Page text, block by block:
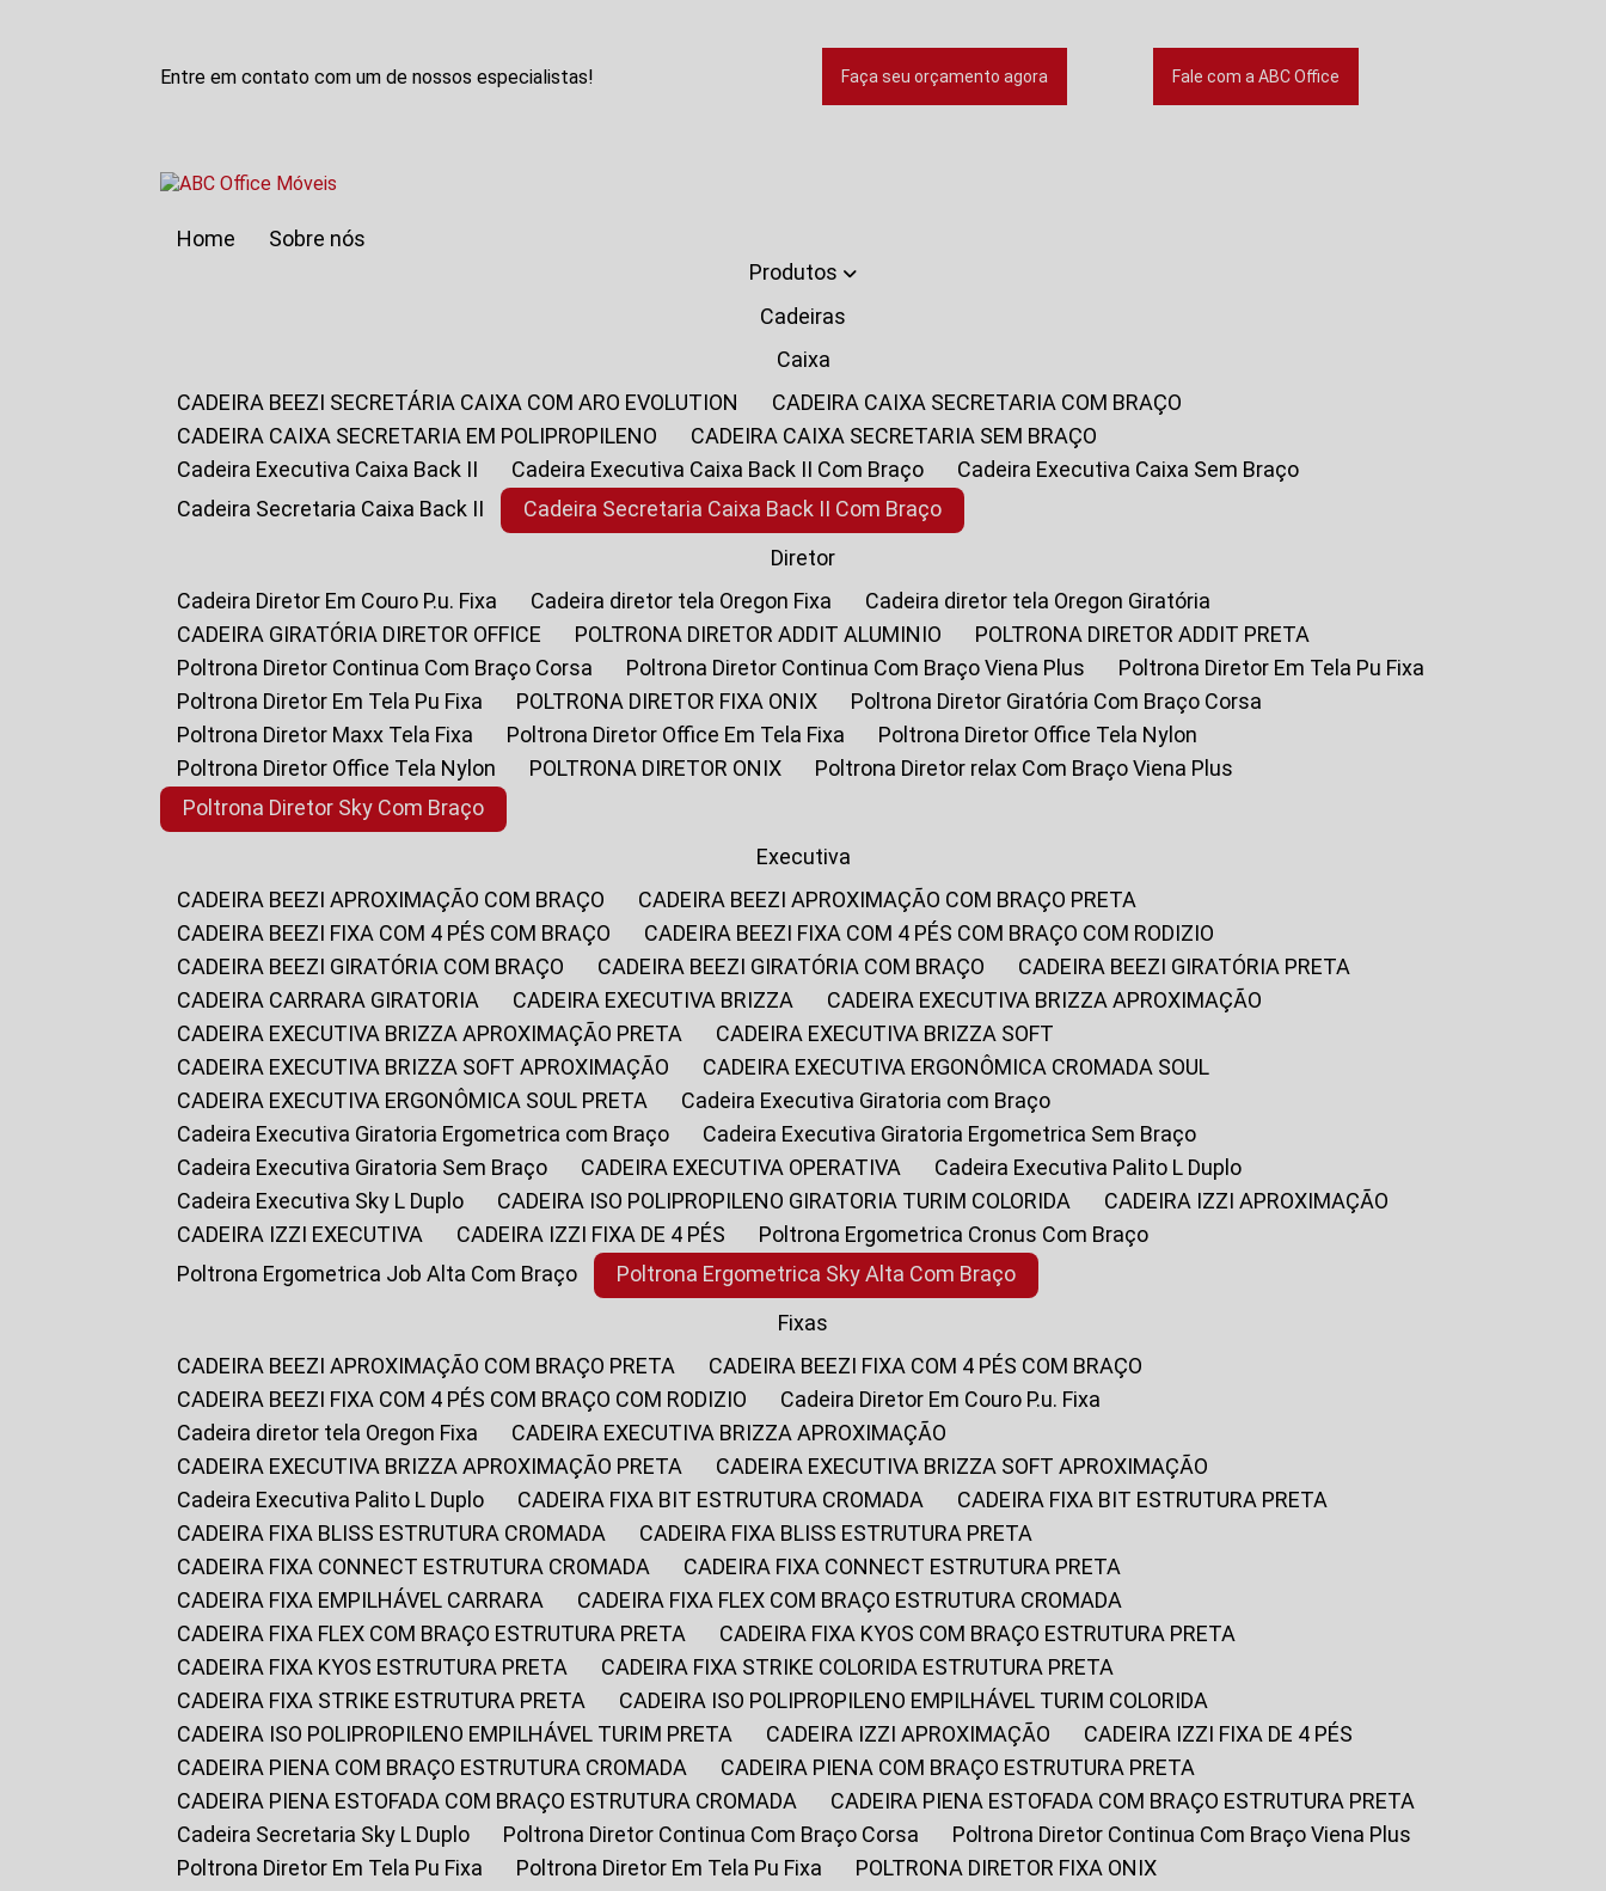
Entre em contato com um de nossos especialistas! Faça seu orçamento agora Fale com a ABC Office
Home
Sobre nós
Produtos
Cadeiras
Caixa
CADEIRA BEEZI SECRETÁRIA CAIXA COM ARO EVOLUTION
CADEIRA CAIXA SECRETARIA COM BRAÇO
CADEIRA CAIXA SECRETARIA EM POLIPROPILENO
CADEIRA CAIXA SECRETARIA SEM BRAÇO
Cadeira Executiva Caixa Back II
Cadeira Executiva Caixa Back II Com Braço
Cadeira Executiva Caixa Sem Braço
Cadeira Secretaria Caixa Back II
Cadeira Secretaria Caixa Back II Com Braço
Diretor
Cadeira Diretor Em Couro P.u. Fixa
Cadeira diretor tela Oregon Fixa
Cadeira diretor tela Oregon Giratória
CADEIRA GIRATÓRIA DIRETOR OFFICE
POLTRONA DIRETOR ADDIT ALUMINIO
POLTRONA DIRETOR ADDIT PRETA
Poltrona Diretor Continua Com Braço Corsa
Poltrona Diretor Continua Com Braço Viena Plus
Poltrona Diretor Em Tela Pu Fixa
Poltrona Diretor Em Tela Pu Fixa
POLTRONA DIRETOR FIXA ONIX
Poltrona Diretor Giratória Com Braço Corsa
Poltrona Diretor Maxx Tela Fixa
Poltrona Diretor Office Em Tela Fixa
Poltrona Diretor Office Tela Nylon
Poltrona Diretor Office Tela Nylon
POLTRONA DIRETOR ONIX
Poltrona Diretor relax Com Braço Viena Plus
Poltrona Diretor Sky Com Braço
Executiva
CADEIRA BEEZI APROXIMAÇÃO COM BRAÇO
CADEIRA BEEZI APROXIMAÇÃO COM BRAÇO PRETA
CADEIRA BEEZI FIXA COM 4 PÉS COM BRAÇO
CADEIRA BEEZI FIXA COM 4 PÉS COM BRAÇO COM RODIZIO
CADEIRA BEEZI GIRATÓRIA COM BRAÇO
CADEIRA BEEZI GIRATÓRIA COM BRAÇO
CADEIRA BEEZI GIRATÓRIA PRETA
CADEIRA CARRARA GIRATORIA
CADEIRA EXECUTIVA BRIZZA
CADEIRA EXECUTIVA BRIZZA APROXIMAÇÃO
CADEIRA EXECUTIVA BRIZZA APROXIMAÇÃO PRETA
CADEIRA EXECUTIVA BRIZZA SOFT
CADEIRA EXECUTIVA BRIZZA SOFT APROXIMAÇÃO
CADEIRA EXECUTIVA ERGONÔMICA CROMADA SOUL
CADEIRA EXECUTIVA ERGONÔMICA SOUL PRETA
Cadeira Executiva Giratoria com Braço
Cadeira Executiva Giratoria Ergometrica com Braço
Cadeira Executiva Giratoria Ergometrica Sem Braço
Cadeira Executiva Giratoria Sem Braço
CADEIRA EXECUTIVA OPERATIVA
Cadeira Executiva Palito L Duplo
Cadeira Executiva Sky L Duplo
CADEIRA ISO POLIPROPILENO GIRATORIA TURIM COLORIDA
CADEIRA IZZI APROXIMAÇÃO
CADEIRA IZZI EXECUTIVA
CADEIRA IZZI FIXA DE 4 PÉS
Poltrona Ergometrica Cronus Com Braço
Poltrona Ergometrica Job Alta Com Braço
Poltrona Ergometrica Sky Alta Com Braço
Fixas
CADEIRA BEEZI APROXIMAÇÃO COM BRAÇO PRETA
CADEIRA BEEZI FIXA COM 4 PÉS COM BRAÇO
CADEIRA BEEZI FIXA COM 4 PÉS COM BRAÇO COM RODIZIO
Cadeira Diretor Em Couro P.u. Fixa
Cadeira diretor tela Oregon Fixa
CADEIRA EXECUTIVA BRIZZA APROXIMAÇÃO
CADEIRA EXECUTIVA BRIZZA APROXIMAÇÃO PRETA
CADEIRA EXECUTIVA BRIZZA SOFT APROXIMAÇÃO
Cadeira Executiva Palito L Duplo
CADEIRA FIXA BIT ESTRUTURA CROMADA
CADEIRA FIXA BIT ESTRUTURA PRETA
CADEIRA FIXA BLISS ESTRUTURA CROMADA
CADEIRA FIXA BLISS ESTRUTURA PRETA
CADEIRA FIXA CONNECT ESTRUTURA CROMADA
CADEIRA FIXA CONNECT ESTRUTURA PRETA
CADEIRA FIXA EMPILHÁVEL CARRARA
CADEIRA FIXA FLEX COM BRAÇO ESTRUTURA CROMADA
CADEIRA FIXA FLEX COM BRAÇO ESTRUTURA PRETA
CADEIRA FIXA KYOS COM BRAÇO ESTRUTURA PRETA
CADEIRA FIXA KYOS ESTRUTURA PRETA
CADEIRA FIXA STRIKE COLORIDA ESTRUTURA PRETA
CADEIRA FIXA STRIKE ESTRUTURA PRETA
CADEIRA ISO POLIPROPILENO EMPILHÁVEL TURIM COLORIDA
CADEIRA ISO POLIPROPILENO EMPILHÁVEL TURIM PRETA
CADEIRA IZZI APROXIMAÇÃO
CADEIRA IZZI FIXA DE 4 PÉS
CADEIRA PIENA COM BRAÇO ESTRUTURA CROMADA
CADEIRA PIENA COM BRAÇO ESTRUTURA PRETA
CADEIRA PIENA ESTOFADA COM BRAÇO ESTRUTURA CROMADA
CADEIRA PIENA ESTOFADA COM BRAÇO ESTRUTURA PRETA
Cadeira Secretaria Sky L Duplo
Poltrona Diretor Continua Com Braço Corsa
Poltrona Diretor Continua Com Braço Viena Plus
Poltrona Diretor Em Tela Pu Fixa
Poltrona Diretor Em Tela Pu Fixa
POLTRONA DIRETOR FIXA ONIX